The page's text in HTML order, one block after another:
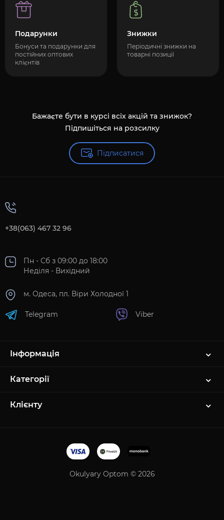
Подарунки
Бонуси та подарунки для
постійних оптових
клієнтів
Знижки
Періодичні знижки на
товарні позиції
Бажаєте бути в курсі всіх акцій та знижок?
Підпишіться на розсилку
Підписатися
+38(063) 467 32 96
Пн - Сб з 09:00 до 18:00
Неділя - Вихідний
м. Одеса, пл. Віри Холодної 1
Telegram Viber
Інформація
Категорії
Клієнту
Okulyary Optom © 2026